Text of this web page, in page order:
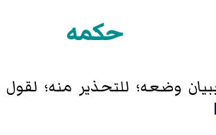
حكمه
ببيان وضعه؛ للتحذير منه؛